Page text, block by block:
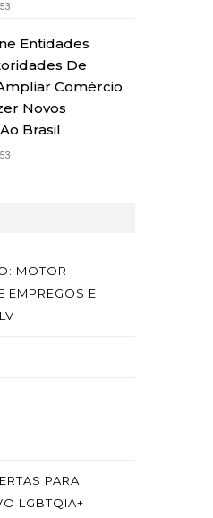
Entidades
De
Comércio
Novos
Brasil
MOTOR
EMPREGOS E
PARA
LGBTQIA+